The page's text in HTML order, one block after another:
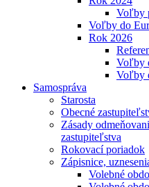
Voľby
Voľby do
Rok 2026
Voľby
Voľby
Samospráva
Starosta
Obecné
Zásady
zastupiteľstva
Rokovací poriadok
Zápisnice,
Volebné